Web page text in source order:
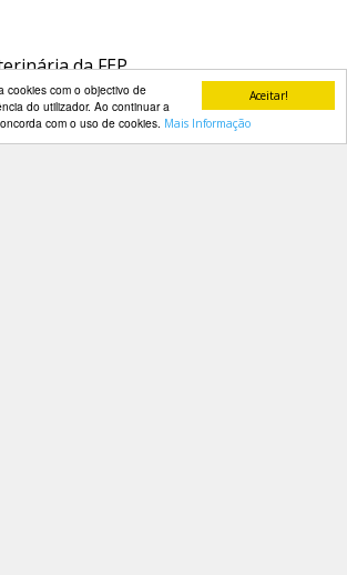
Aceitar!
cookies com o objectivo de
do utilizador. Ao continuar a
com o uso de cookies. Mais Informação
da FEP